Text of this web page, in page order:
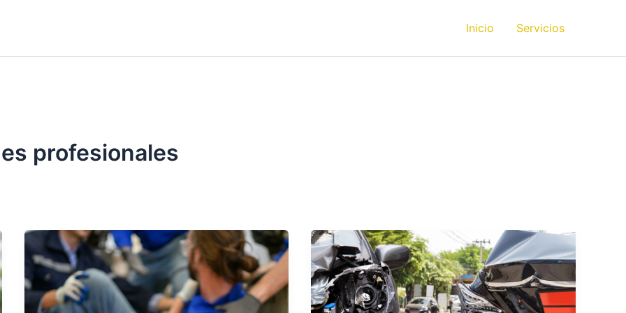
Inicio Servicios
profesionales